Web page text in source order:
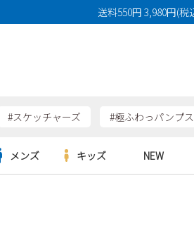
送料550円 3,980円(税
#スケッチャーズ #極ふわっパンプス
メンズ キッズ NEW